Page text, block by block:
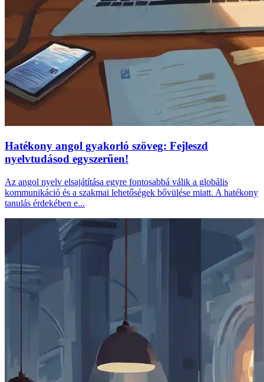
Hatékony angol gyakorló szöveg: Fejleszd
nyelvtudásod egyszerűen!
Az angol nyelv elsajátítása egyre fontosabbá válik a globális
kommunikáció és a szakmai lehetőségek bővülése miatt. A hatékony
tanulás érdekében e...